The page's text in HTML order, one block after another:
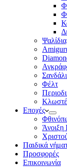
Φέλτ
Εποχές
Άνοιξη
Παιδικά
Προσφορές
Επικοινωνία